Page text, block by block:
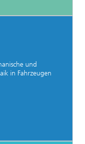
und
in Fahrzeugen